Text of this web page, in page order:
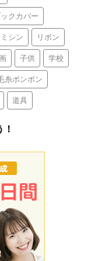
クカバー
ミシン リボン
子供 学校
糸ポンポン
道具